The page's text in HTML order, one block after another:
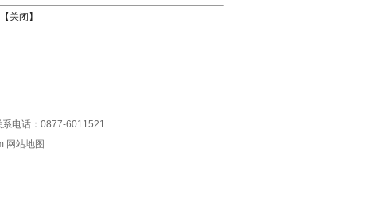
【关闭】
系电话：0877-6011521
网站地图